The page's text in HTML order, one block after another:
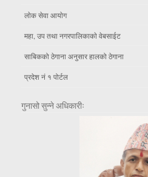
लाेक सेवा आयाेग
महा, उप तथा नगरपालिकाकाे वेबसाईट
साबिकको ठेगाना अनुसार हालको ठेगाना
प्रदेश नं १ पोर्टल
गुनासो सुन्ने अधिकारीः